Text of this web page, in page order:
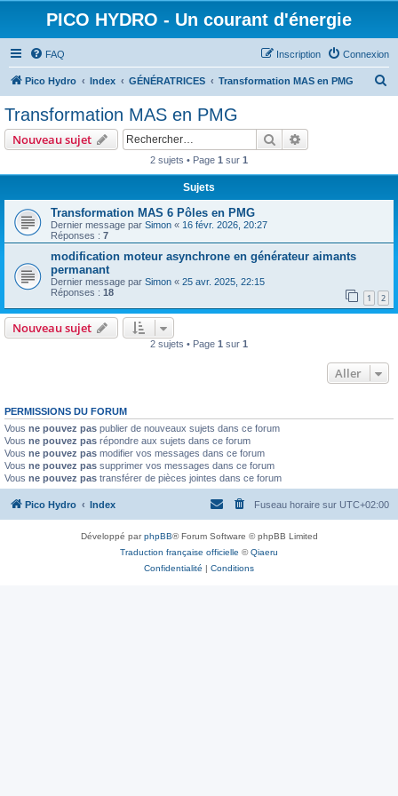
PICO HYDRO - Un courant d'énergie
FAQ Connexion
Inscription
Pico Hydro Index GÉNÉRATRICES Transformation MAS en PMG
Transformation MAS en PMG
Nouveau sujet Rechercher
2 sujets • Page 1 sur 1
Sujets
Transformation MAS 6 Pôles en PMG
Dernier message par Simon « 16 févr. 2026, 20:27
Réponses : 7
modification moteur asynchrone en générateur aimants
permanant
Dernier message par Simon « 25 avr. 2025, 22:15
Réponses : 18 1 2
Nouveau sujet
2 sujets • Page 1 sur 1
Aller
PERMISSIONS DU FORUM
Vous ne pouvez pas publier de nouveaux sujets dans ce forum
Vous ne pouvez pas répondre aux sujets dans ce forum
Vous ne pouvez pas modifier vos messages dans ce forum
Vous ne pouvez pas supprimer vos messages dans ce forum
Vous ne pouvez pas transférer de pièces jointes dans ce forum
Pico Hydro Index Fuseau horaire sur UTC+02:00
Développé parphpBB® Forum Software © phpBB Limited
Traduction française officielle ©Qiaeru
Confidentialité | Conditions